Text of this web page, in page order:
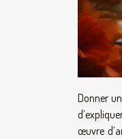
Donner
œuvre